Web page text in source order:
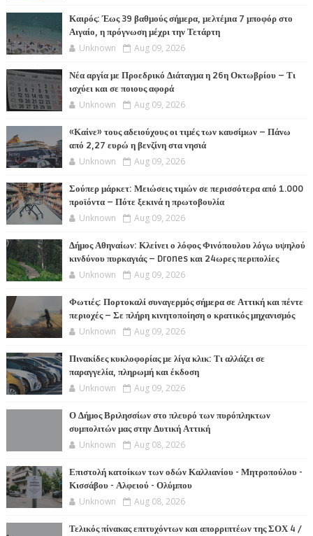
Καιρός: Έως 39 βαθμούς σήμερα, μελτέμια 7 μποφόρ στο
Αιγαίο, η πρόγνωση μέχρι την Τετάρτη
Unknown Aug 09, 2026
Νέα αργία με Προεδρικό Διάταγμα η 26η Οκτωβρίου – Τι
ισχύει και σε ποιους αφορά
Unknown Aug 09, 2026
«Καίνε» τους αδειούχους οι τιμές των καυσίμων – Πάνω
από 2,27 ευρώ η βενζίνη στα νησιά
Unknown Aug 09, 2026
Σούπερ μάρκετ: Μειώσεις τιμών σε περισσότερα από 1.000
προϊόντα – Πότε ξεκινά η πρωτοβουλία
Unknown Aug 09, 2026
Δήμος Αθηναίων: Κλείνει ο λόφος Φινόπουλου λόγω υψηλού
κινδύνου πυρκαγιάς – Drones και 24ωρες περιπολίες
Unknown Aug 09, 2026
Φωτιές: Πορτοκαλί συναγερμός σήμερα σε Αττική και πέντε
περιοχές – Σε πλήρη κινητοποίηση ο κρατικός μηχανισμός
Unknown Aug 09, 2026
Πινακίδες κυκλοφορίας με λίγα κλικ: Τι αλλάζει σε
παραγγελία, πληρωμή και έκδοση
Unknown Aug 09, 2026
Ο Δήμος Βριλησσίων στο πλευρό των πυρόπληκτων
συμπολιτών μας στην Δυτική Αττική
Unknown Aug 08, 2026
Επιστολή κατοίκων των οδών Καλλιανίου - Μητροπούλου -
Κισσάβου - Αλφειού - Ολύμπου
Unknown Aug 08, 2026
Τελικός πίνακας επιτυχόντων και απορριπτέων της ΣΟΧ 4 /